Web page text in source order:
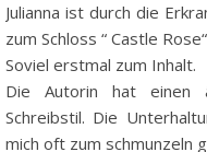
Julianna ist durch die
zum Schloss “ Castle
Soviel erstmal zum Inhalt.
Die Autorin hat einen
Schreibstil. Die
mich oft zum schmunzeln